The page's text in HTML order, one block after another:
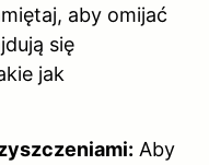
aby omijać
się
jak
Aby